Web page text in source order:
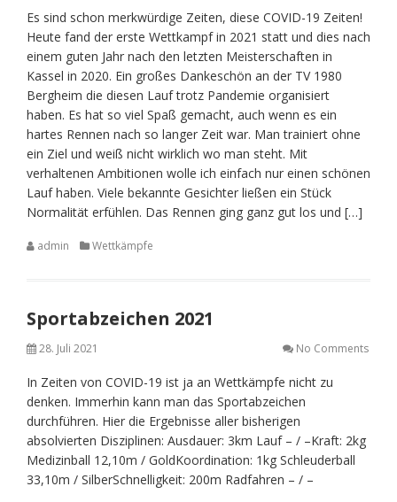
Es sind schon merkwürdige Zeiten, diese COVID-19 Zeiten!
Heute fand der erste Wettkampf in 2021 statt und dies nach
einem guten Jahr nach den letzten Meisterschaften in
Kassel in 2020. Ein großes Dankeschön an der TV 1980
Bergheim die diesen Lauf trotz Pandemie organisiert
haben. Es hat so viel Spaß gemacht, auch wenn es ein
hartes Rennen nach so langer Zeit war. Man trainiert ohne
ein Ziel und weiß nicht wirklich wo man steht. Mit
verhaltenen Ambitionen wolle ich einfach nur einen schönen
Lauf haben. Viele bekannte Gesichter ließen ein Stück
Normalität erfühlen. Das Rennen ging ganz gut los und […]
admin Wettkämpfe
Sportabzeichen 2021
28. Juli 2021 No Comments
In Zeiten von COVID-19 ist ja an Wettkämpfe nicht zu
denken. Immerhin kann man das Sportabzeichen
durchführen. Hier die Ergebnisse aller bisherigen
absolvierten Disziplinen: Ausdauer: 3km Lauf – / –Kraft: 2kg
Medizinball 12,10m / GoldKoordination: 1kg Schleuderball
33,10m / SilberSchnelligkeit: 200m Radfahren – / –